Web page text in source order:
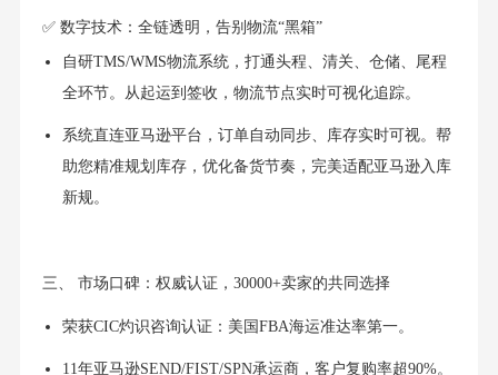
✅ 数字技术：全链透明，告别物流“黑箱”
自研TMS/WMS物流系统，打通头程、清关、仓储、尾程
全环节。从起运到签收，物流节点实时可视化追踪。
系统直连亚马逊平台，订单自动同步、库存实时可视。帮
助您精准规划库存，优化备货节奏，完美适配亚马逊入库
新规。
三、 市场口碑：权威认证，30000+卖家的共同选择
荣获CIC灼识咨询认证：美国FBA海运准达率第一。
11年亚马逊SEND/FIST/SPN承运商，客户复购率超90%。